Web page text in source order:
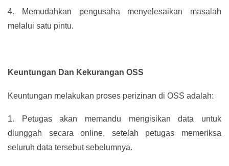
4.
Memudahkan pengusaha menyelesaikan masalah
melalui satu pintu.
Keuntungan Dan Kekurangan OSS
Keuntungan melakukan proses perizinan di OSS adalah:
1.
Petugas akan memandu mengisikan data untuk
diunggah secara online, setelah petugas memeriksa
seluruh data tersebut sebelumnya.